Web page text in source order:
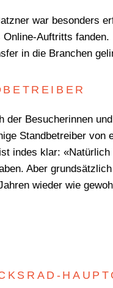
war besonders
Auftritts
in die Branchen
der Besucherinnen
Standbetreiber
indes klar:
Aber
wieder wie